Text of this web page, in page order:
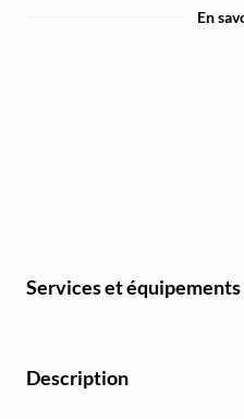
En
Services et équipements
Description